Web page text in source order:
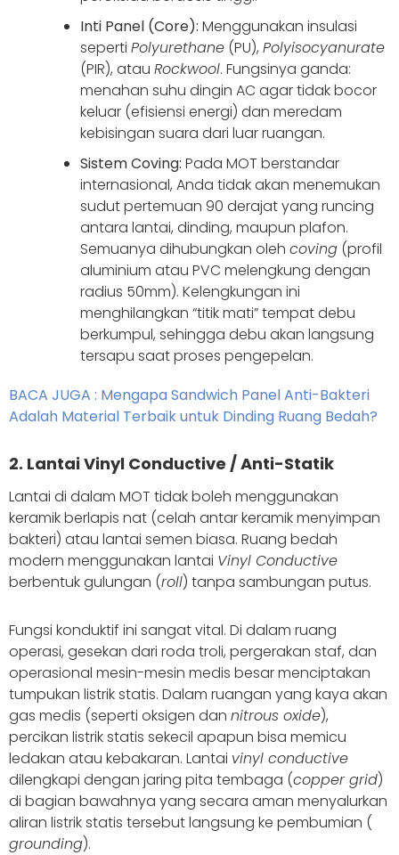
Inti Panel (Core): Menggunakan insulasi
seperti Polyurethane (PU), Polyisocyanurate
(PIR), atau Rockwool. Fungsinya ganda:
menahan suhu dingin AC agar tidak bocor
keluar (efisiensi energi) dan meredam
kebisingan suara dari luar ruangan.
Sistem Coving: Pada MOT berstandar
internasional, Anda tidak akan menemukan
sudut pertemuan 90 derajat yang runcing
antara lantai, dinding, maupun plafon.
Semuanya dihubungkan oleh coving (profil
aluminium atau PVC melengkung dengan
radius 50mm). Kelengkungan ini
menghilangkan “titik mati” tempat debu
berkumpul, sehingga debu akan langsung
tersapu saat proses pengepelan.
BACA JUGA : Mengapa Sandwich Panel Anti-Bakteri
Adalah Material Terbaik untuk Dinding Ruang Bedah?
2. Lantai Vinyl Conductive / Anti-Statik
Lantai di dalam MOT tidak boleh menggunakan
keramik berlapis nat (celah antar keramik menyimpan
bakteri) atau lantai semen biasa. Ruang bedah
modern menggunakan lantai Vinyl Conductive
berbentuk gulungan (roll) tanpa sambungan putus.
Fungsi konduktif ini sangat vital. Di dalam ruang
operasi, gesekan dari roda troli, pergerakan staf, dan
operasional mesin-mesin medis besar menciptakan
tumpukan listrik statis. Dalam ruangan yang kaya akan
gas medis (seperti oksigen dan nitrous oxide),
percikan listrik statis sekecil apapun bisa memicu
ledakan atau kebakaran. Lantai vinyl conductive
dilengkapi dengan jaring pita tembaga (copper grid)
di bagian bawahnya yang secara aman menyalurkan
aliran listrik statis tersebut langsung ke pembumian (
grounding).